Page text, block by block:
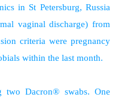
in St Petersburg, Russia
vaginal discharge) from
criteria were pregnancy
within the last month.
two Dacron® swabs. One